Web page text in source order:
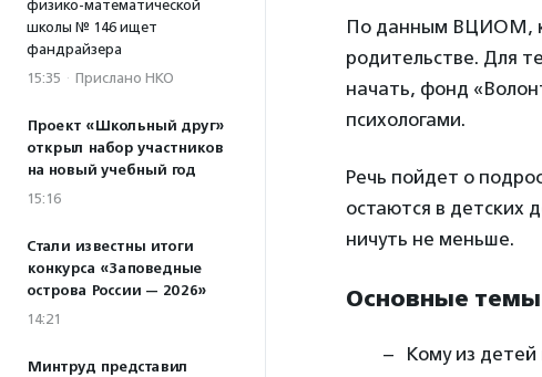
физико-математической
школы № 146 ищет
фандрайзера
15:35 · Прислано НКО
Проект «Школьный друг»
открыл набор участников
на новый учебный год
15:16
Стали известны итоги
конкурса «Заповедные
острова России — 2026»
14:21
Минтруд представил
По данным ВЦИОМ,
родительстве. Для
начать, фонд
психологами.
Речь пойдет о
остаются в детских
ничуть не меньше.
Основные темы
Кому из детей